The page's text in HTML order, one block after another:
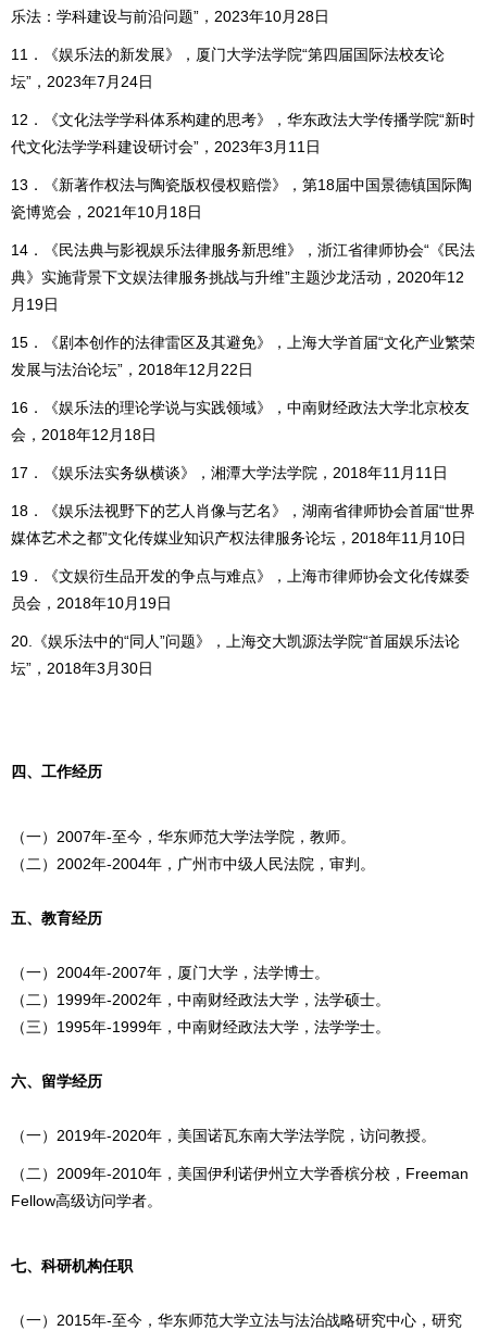
乐法：学科建设与前沿问题”，2023年10月28日
11．《娱乐法的新发展》，厦门大学法学院“第四届国际法校友论
坛”，2023年7月24日
12．《文化法学学科体系构建的思考》，华东政法大学传播学院“新时
代文化法学学科建设研讨会”，2023年3月11日
13．《新著作权法与陶瓷版权侵权赔偿》，第18届中国景德镇国际陶
瓷博览会，2021年10月18日
14．《民法典与影视娱乐法律服务新思维》，浙江省律师协会“《民法
典》实施背景下文娱法律服务挑战与升维”主题沙龙活动，2020年12
月19日
15．《剧本创作的法律雷区及其避免》，上海大学首届“文化产业繁荣
发展与法治论坛”，2018年12月22日
16．《娱乐法的理论学说与实践领域》，中南财经政法大学北京校友
会，2018年12月18日
17．《娱乐法实务纵横谈》，湘潭大学法学院，2018年11月11日
18．《娱乐法视野下的艺人肖像与艺名》，湖南省律师协会首届“世界
媒体艺术之都”文化传媒业知识产权法律服务论坛，2018年11月10日
19．《文娱衍生品开发的争点与难点》，上海市律师协会文化传媒委
员会，2018年10月19日
20.《娱乐法中的“同人”问题》，上海交大凯源法学院“首届娱乐法论
坛”，2018年3月30日
四、工作经历
（一）2007年-至今，华东师范大学法学院，教师。
（二）2002年-2004年，广州市中级人民法院，审判。
五、教育经历
（一）2004年-2007年，厦门大学，法学博士。
（二）1999年-2002年，中南财经政法大学，法学硕士。
（三）1995年-1999年，中南财经政法大学，法学学士。
六、留学经历
（一）2019年-2020年，美国诺瓦东南大学法学院，访问教授。
（二）2009年-2010年，美国伊利诺伊州立大学香槟分校，Freeman
Fellow高级访问学者。
七、科研机构任职
（一）2015年-至今，华东师范大学立法与法治战略研究中心，研究